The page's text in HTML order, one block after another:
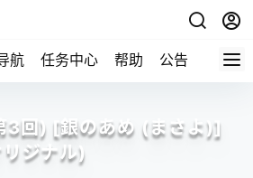
航 任务中心 帮助 公告 APP下
3回) [銀のあめ (まさよ)]
ジナル)